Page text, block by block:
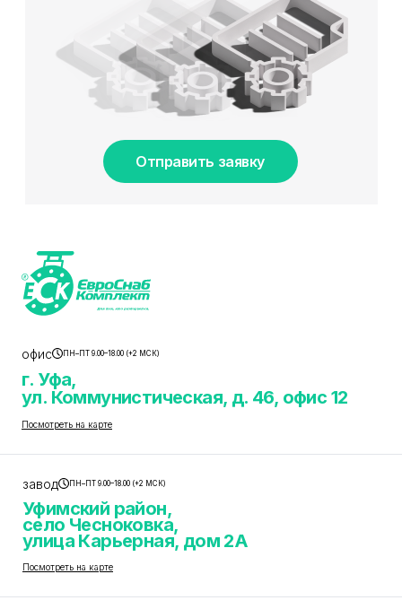
Отправить заявку
офис ПН–ПТ 9.00–18.00 (+2 МСК)
г. Уфа,
ул. Коммунистическая, д. 46, офис 12
Посмотреть на карте
завод ПН–ПТ 9.00–18.00 (+2 МСК)
Уфимский район,
село Чесноковка,
улица Карьерная, дом 2А
Посмотреть на карте